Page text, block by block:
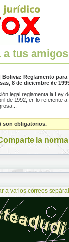
a tus amigos
Bolivia: Reglamento
8 de diciembre de
legal reglamenta la Ley
de 1992, en lo referente a
son obligatorios.
la norma
a varios correos